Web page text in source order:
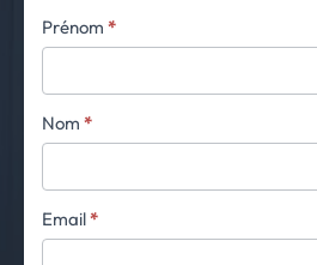
téléphone
Prénom *
Nom *
Email*